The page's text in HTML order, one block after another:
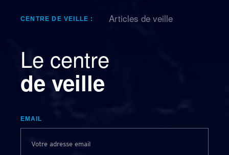
CENTRE DE VEILLE : Articles de veille
Le centre
de veille
EMAIL